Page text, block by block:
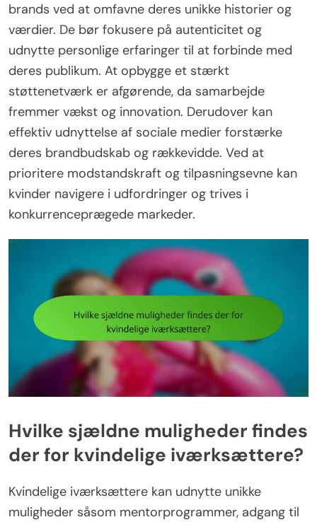
brands ved at omfavne deres unikke historier og
værdier. De bør fokusere på autenticitet og
udnytte personlige erfaringer til at forbinde med
deres publikum. At opbygge et stærkt
støttenetværk er afgørende, da samarbejde
fremmer vækst og innovation. Derudover kan
effektiv udnyttelse af sociale medier forstærke
deres brandbudskab og rækkevidde. Ved at
prioritere modstandskraft og tilpasningsevne kan
kvinder navigere i udfordringer og trives i
konkurrenceprægede markeder.
Hvilke sjældne muligheder findes
der for kvindelige iværksættere?
Kvindelige iværksættere kan udnytte unikke
muligheder såsom mentorprogrammer, adgang til